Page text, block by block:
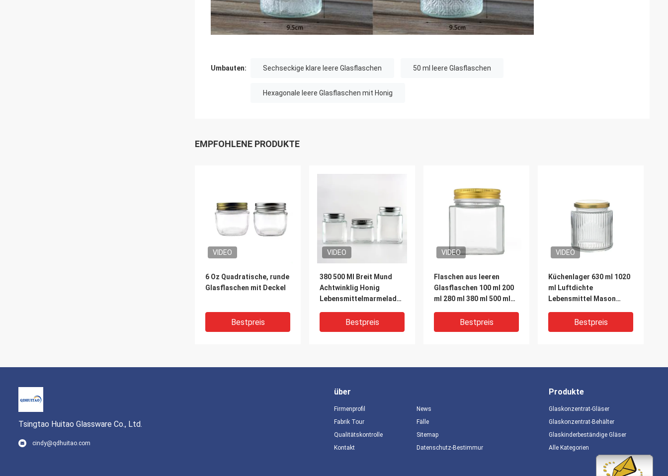
Umbauten: Sechseckige klare leere Glasflaschen 50 ml leere Glasflaschen
Hexagonale leere Glasflaschen mit Honig
EMPFOHLENE PRODUKTE
VIDEO
6 Oz Quadratische, runde
Glasflaschen mit Deckel
Bestpreis
VIDEO
380 500 Ml Breit Mund
Achtwinklig Honig
Lebensmittelmarmelade
Glasbecher Pickeln 16 Oz
mit Golddeckel
Bestpreis
VIDEO
Flaschen aus leeren
Glasflaschen 100 ml 200
ml 280 ml 380 ml 500 ml
Bestpreis
VIDEO
Küchenlager 630 ml 1020
ml Luftdichte
Lebensmittel Mason
Bestpreis
VIDEO VIDEO
Großhandel Leer 8oz
16oz 26oz geschnitztes
Tsingtao Huitao Glassware Co., Ltd.
cindy@qdhuitao.com
über
Firmenprofil
Fabrik Tour
Qualitätskontrolle
Kontakt
News
Fälle
Sitemap
Datenschutz-Bestimmungen
Produkte
Glaskonzentrat-Gläser
Glaskonzentrat-Behälter
Glaskinderbeständige Gläser
Alle Kategorien